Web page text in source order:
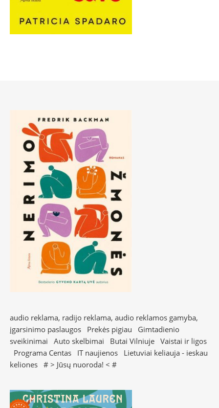
audio reklama, radijo reklama, audio reklamos gamyba,
įgarsinimo paslaugos
Prekės pigiau
Gimtadienio
sveikinimai
Auto skelbimai Butai Vilniuje Vaistai ir ligos
Programa Centas
IT naujienos
Lietuviai keliauja - ieskau
keliones # > Jūsų nuoroda! < #